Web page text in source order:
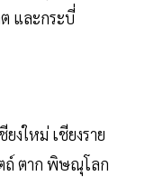
และกระบี่
งใหม่ เชียงราย
ถ์ ตาก พิษณุโลก